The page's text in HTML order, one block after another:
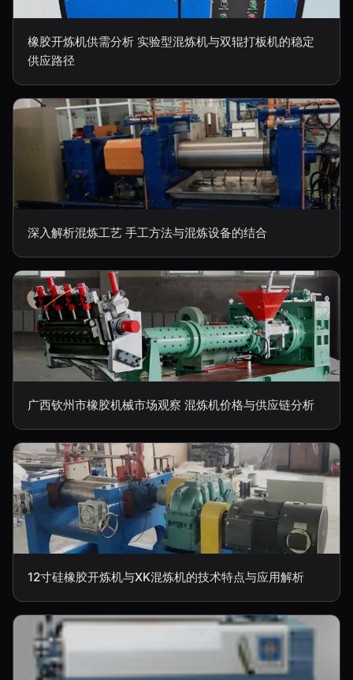
橡胶开炼机供需分析 实验型混炼机与双辊打板机的稳定
供应路径
深入解析混炼工艺 手工方法与混炼设备的结合
广西钦州市橡胶机械市场观察 混炼机价格与供应链分析
12寸硅橡胶开炼机与XK混炼机的技术特点与应用解析